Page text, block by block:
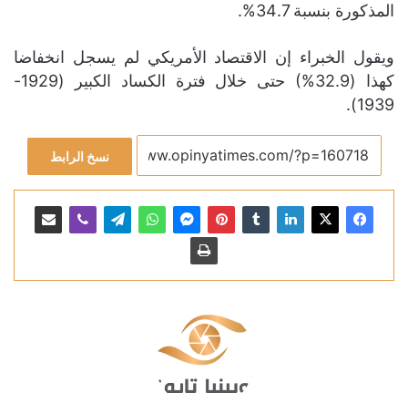
المذكورة بنسبة 34.7%.
ويقول الخبراء إن الاقتصاد الأمريكي لم يسجل انخفاضا
كهذا (32.9%) حتى خلال فترة الكساد الكبير (1929-
1939).
نسخ الرابط